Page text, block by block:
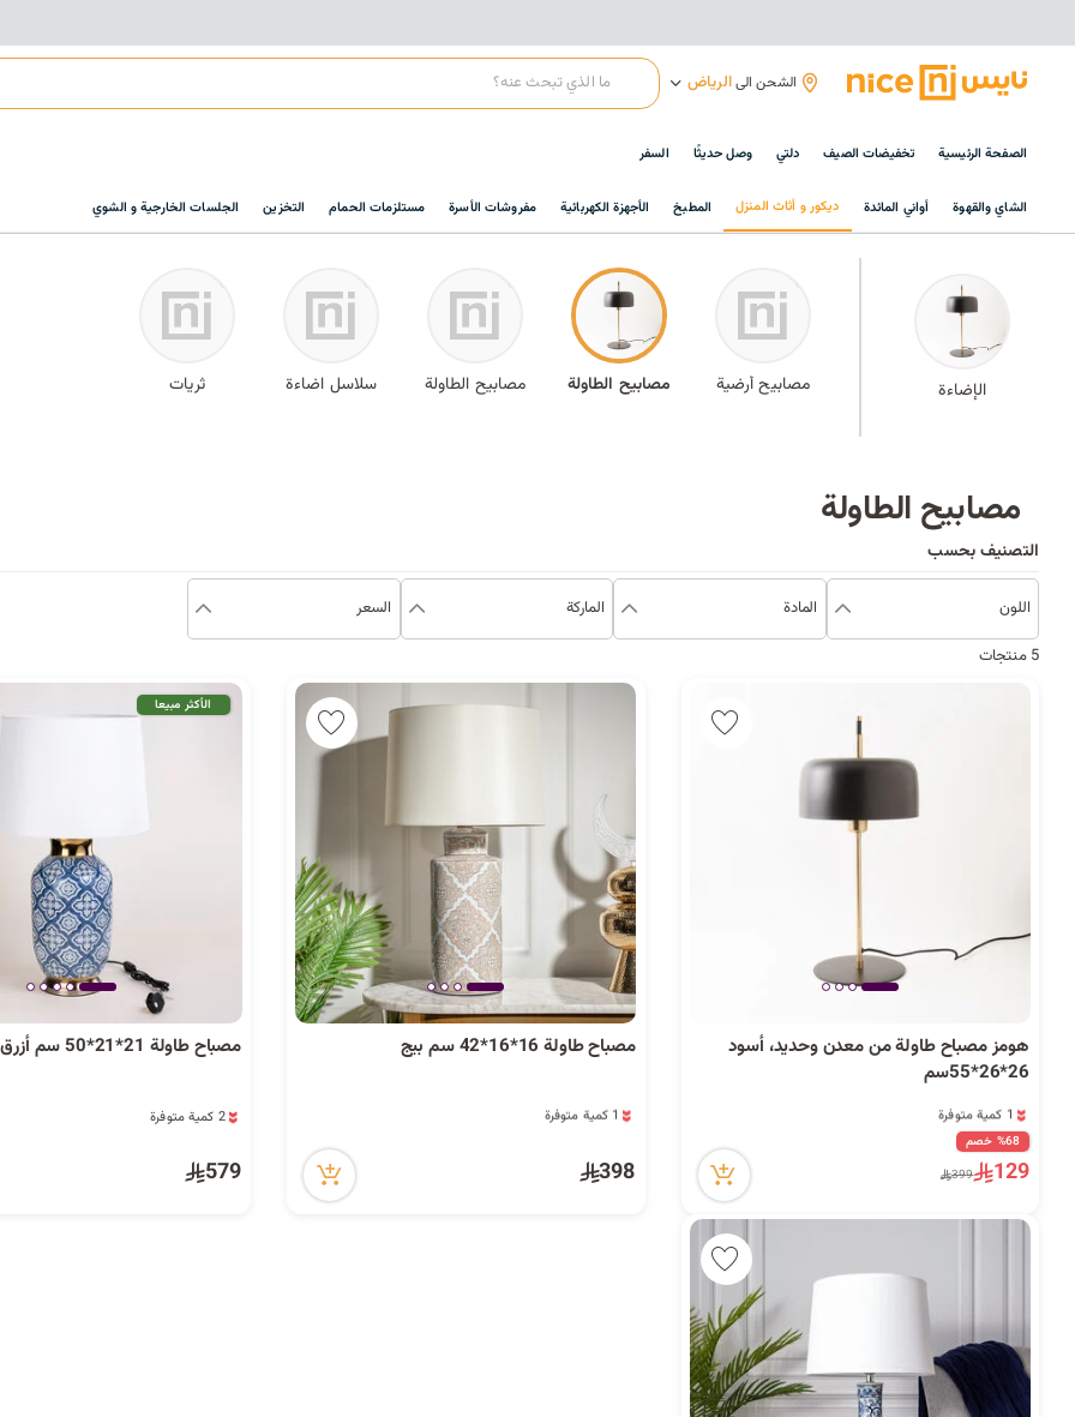
الشحن الىالرياض
الصفحة الرئيسية تخفيضات الصيف دلتي وصل حديثًا السفر
الشاي والقهوة أواني المائدة ديكور و أثاث المنزل المطبخ الأجهزة الكهربائية مفروشات الأسرة مستلزمات الحمام التخزين الجلسات الخارجية و الشوي
الإضاءة مصابيح أرضية مصابيح الطاولة مصابيح الطاولة سلاسل اضاءة ثريات
مصابيح الطاولة
التصنيف بحسب
اللون المادة الماركة السعر
5 منتجات
هومز مصباح طاولة من معدن وحديد، أسود
26*26*55سم1 كمية متوفرة
1 كمية متوفرة
9 مشاهدة مؤخراً
%68 خصم
129
399
مصباح طاولة 16*16*42 سم بيج
1 كمية متوفرة
398
الأكثر مبيعا
مصباح طاولة 21*21*50 سم أزرق و ذهبي
2 كمية متوفرة
579